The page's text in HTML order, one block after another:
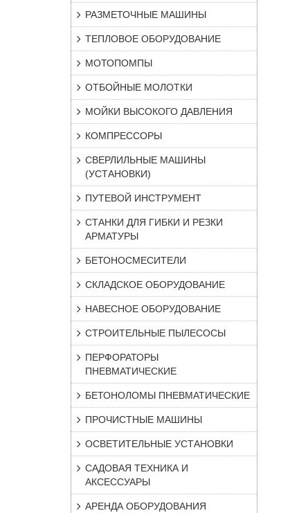
РАЗМЕТОЧНЫЕ МАШИНЫ
ТЕПЛОВОЕ ОБОРУДОВАНИЕ
МОТОПОМПЫ
ОТБОЙНЫЕ МОЛОТКИ
МОЙКИ ВЫСОКОГО ДАВЛЕНИЯ
КОМПРЕССОРЫ
СВЕРЛИЛЬНЫЕ МАШИНЫ
(УСТАНОВКИ)
ПУТЕВОЙ ИНСТРУМЕНТ
СТАНКИ ДЛЯ ГИБКИ И РЕЗКИ
АРМАТУРЫ
БЕТОНОСМЕСИТЕЛИ
СКЛАДСКОЕ ОБОРУДОВАНИЕ
НАВЕСНОЕ ОБОРУДОВАНИЕ
СТРОИТЕЛЬНЫЕ ПЫЛЕСОСЫ
ПЕРФОРАТОРЫ
ПНЕВМАТИЧЕСКИЕ
БЕТОНОЛОМЫ ПНЕВМАТИЧЕСКИЕ
ПРОЧИСТНЫЕ МАШИНЫ
ОСВЕТИТЕЛЬНЫЕ УСТАНОВКИ
САДОВАЯ ТЕХНИКА И
АКСЕССУАРЫ
АРЕНДА ОБОРУДОВАНИЯ